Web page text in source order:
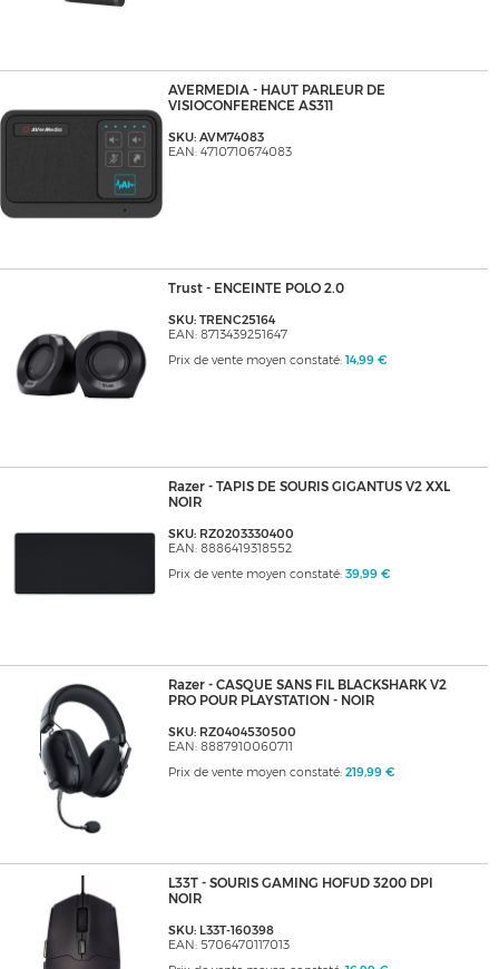
AVERMEDIA - HAUT PARLEUR DE
VISIOCONFERENCE AS311
SKU: AVM74083
EAN: 4710710674083
Trust - ENCEINTE POLO 2.0
SKU: TRENC25164
EAN: 8713439251647
Prix de vente moyen constaté: 14,99 €
Razer - TAPIS DE SOURIS GIGANTUS V2 XXL
NOIR
SKU: RZ0203330400
EAN: 8886419318552
Prix de vente moyen constaté: 39,99 €
Razer - CASQUE SANS FIL BLACKSHARK V2
PRO POUR PLAYSTATION - NOIR
SKU: RZ0404530500
EAN: 8887910060711
Prix de vente moyen constaté: 219,99 €
L33T - SOURIS GAMING HOFUD 3200 DPI
NOIR
SKU: L33T-160398
EAN: 5706470117013